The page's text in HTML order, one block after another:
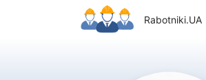
Rabotniki.UA